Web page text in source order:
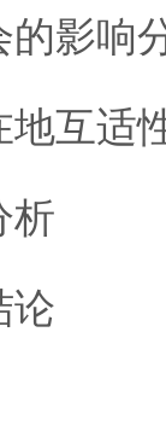
的影响
地互适
析
论